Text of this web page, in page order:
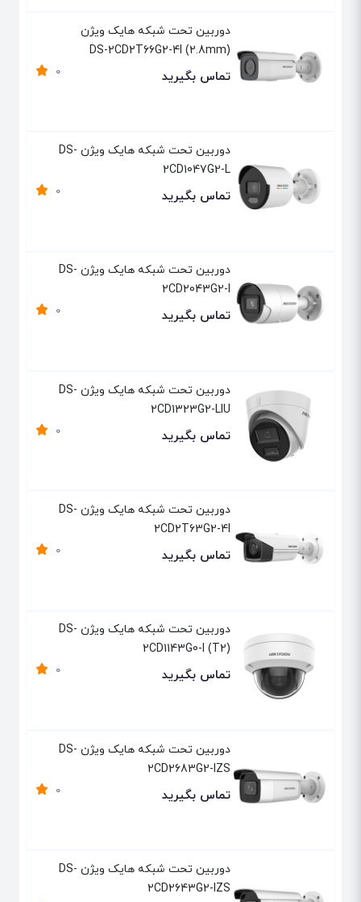
دوربین تحت شبکه هایک ویژن
(2.8mm) DS-2CD2T66G2-4I
0 تماس بگیرید
دوربین تحت شبکه هایک ویژن DS-
2CD1047G2-L
0 تماس بگیرید
دوربین تحت شبکه هایک ویژن DS-
2CD2043G2-I
0 تماس بگیرید
دوربین تحت شبکه هایک ویژن DS-
2CD1323G2-LIU
0 تماس بگیرید
دوربین تحت شبکه هایک ویژن DS-
2CD2T63G2-4I
0 تماس بگیرید
دوربین تحت شبکه هایک ویژن DS-
2CD1143G0-I (T2)
0 تماس بگیرید
دوربین تحت شبکه هایک ویژن DS-
2CD2683G2-IZS
0 تماس بگیرید
دوربین تحت شبکه هایک ویژن DS-
2CD2643G2-IZS